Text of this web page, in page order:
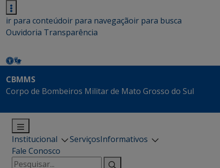
ir para conteúdoir para navegaçãoir para busca
Ouvidoria Transparência
CBMMS
Corpo de Bombeiros Militar de Mato Grosso do Sul
Institucional ServiçosInformativos
Fale Conosco
Pesquisar